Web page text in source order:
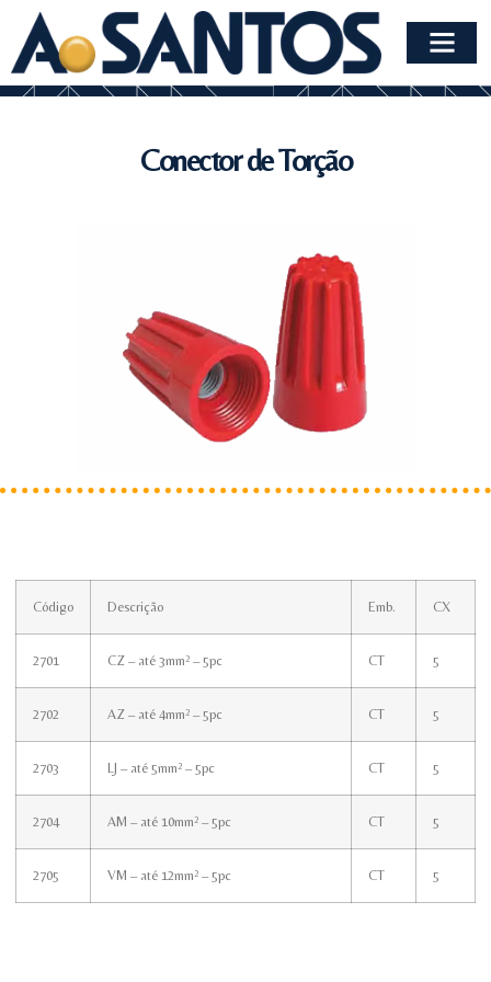
Conector de Torção
Código Descrição Emb. CX
2701 CZ – até 3mm² – 5pc CT 5
2702 AZ – até 4mm² – 5pc CT 5
2703 LJ – até 5mm² – 5pc CT 5
2704 AM – até 10mm² – 5pc CT 5
2705 VM – até 12mm² – 5pc CT 5